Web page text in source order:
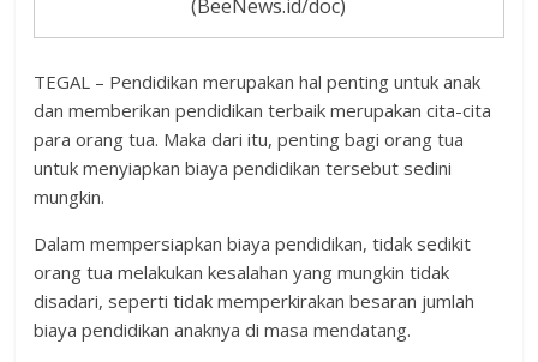
(BeeNews.id/doc)
TEGAL – Pendidikan merupakan hal penting untuk anak
dan memberikan pendidikan terbaik merupakan cita-cita
para orang tua. Maka dari itu, penting bagi orang tua
untuk menyiapkan biaya pendidikan tersebut sedini
mungkin.
Dalam mempersiapkan biaya pendidikan, tidak sedikit
orang tua melakukan kesalahan yang mungkin tidak
disadari, seperti tidak memperkirakan besaran jumlah
biaya pendidikan anaknya di masa mendatang.